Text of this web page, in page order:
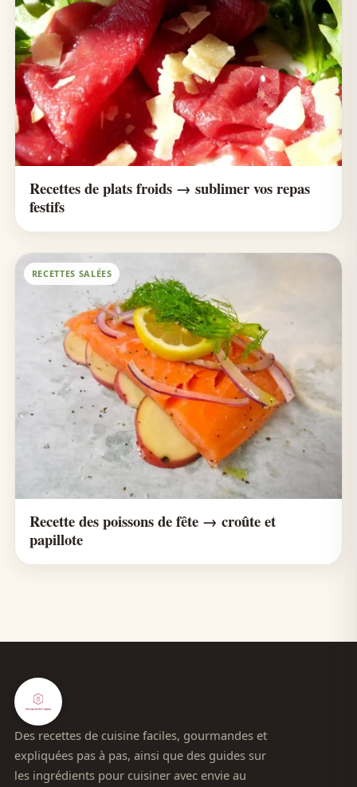
Recettes de plats froids → sublimer vos repas
festifs
RECETTES SALÉES
Recette des poissons de fête → croûte et
papillote
Des recettes de cuisine faciles, gourmandes et
expliquées pas à pas, ainsi que des guides sur
les ingrédients pour cuisiner avec envie au